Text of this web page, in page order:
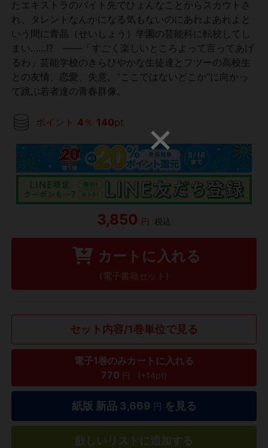
たエキストラのバイト先でひょんなことからスカウトさ
れ、タレントなんかになる気もないのにあれよあれよと
いう間に青晶（せいしょう）学園の芸能科に転校してし
まい……!? ――「すごく楽しいところよって言ってあげ
るわ」芸能学校のきらびやかな生徒達とフツーの高校生
との友情、恋愛、失意。“ここではないどこか”に向かっ
て跳ぶ若者達の青春群像。
ポイント 4 ％ 140pt
3,850 円 税込
カートに入れる
(電子書籍セット)
セット内容/1巻単位で見る
電子1巻のみカートに入れる
770 円 (+14pt)
紙版 新品 3,669 円 を見る
欲しいリストに追加する